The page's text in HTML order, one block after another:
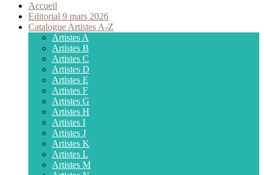
Accueil
Editorial 9 mars 2026
Catalogue Artistes A-Z
Artistes A
Artistes B
Artistes C
Artistes D
Artistes E
Artistes F
Artistes G
Artistes H
Artistes I
Artistes J
Artistes K
Artistes L
Artistes M